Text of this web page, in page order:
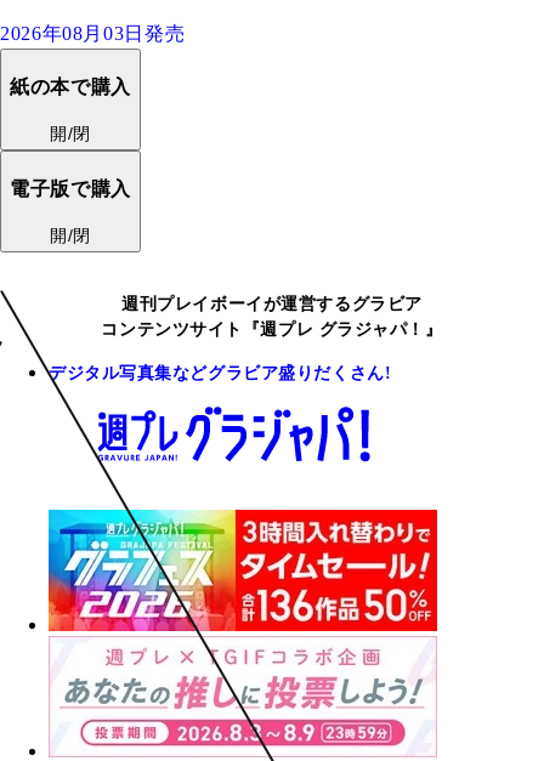
2026年08月03日発売
紙の本で購入
開/閉
電子版で購入
開/閉
週刊プレイボーイが運営するグラビア
コンテンツサイト『週プレ グラジャパ！』
デジタル写真集などグラビア盛りだくさん!